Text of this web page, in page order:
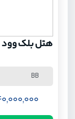
هتل بلک وود
BB